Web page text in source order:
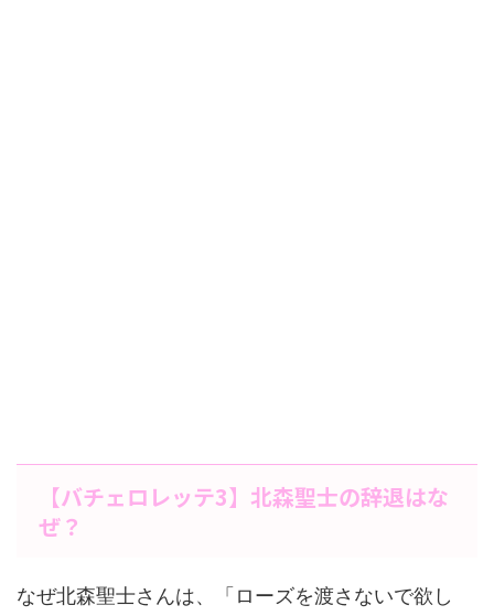
【バチェロレッテ3】北森聖士の辞退はな
ぜ？
なぜ北森聖士さんは、「ローズを渡さないで欲し